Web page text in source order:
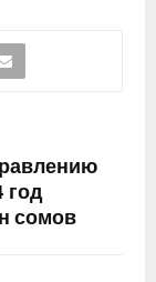
год
сомов